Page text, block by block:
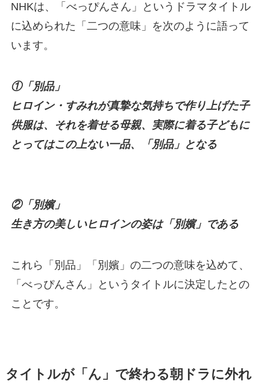
NHKは、「べっぴんさん」というドラマタイトル
に込められた「二つの意味」を次のように語って
います。
①「別品」
ヒロイン・すみれが真摯な気持ちで作り上げた子
供服は、それを着せる母親、実際に着る子どもに
とってはこの上ない一品、「別品」となる
②「別嬪」
生き方の美しいヒロインの姿は「別嬪」である
これら「別品」「別嬪」の二つの意味を込めて、
「べっぴんさん」というタイトルに決定したとの
ことです。
タイトルが「ん」で終わる朝ドラに外れ